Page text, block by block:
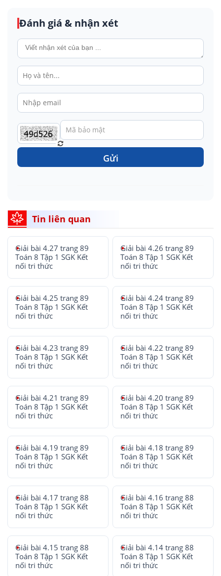
Đánh giá & nhận xét
Gửi
Tin liên quan
Giải bài 4.27 trang 89
Toán 8 Tập 1 SGK Kết
nối tri thức
Giải bài 4.26 trang 89
Toán 8 Tập 1 SGK Kết
nối tri thức
Giải bài 4.25 trang 89
Toán 8 Tập 1 SGK Kết
nối tri thức
Giải bài 4.24 trang 89
Toán 8 Tập 1 SGK Kết
nối tri thức
Giải bài 4.23 trang 89
Toán 8 Tập 1 SGK Kết
nối tri thức
Giải bài 4.22 trang 89
Toán 8 Tập 1 SGK Kết
nối tri thức
Giải bài 4.21 trang 89
Toán 8 Tập 1 SGK Kết
nối tri thức
Giải bài 4.20 trang 89
Toán 8 Tập 1 SGK Kết
nối tri thức
Giải bài 4.19 trang 89
Toán 8 Tập 1 SGK Kết
nối tri thức
Giải bài 4.18 trang 89
Toán 8 Tập 1 SGK Kết
nối tri thức
Giải bài 4.17 trang 88
Toán 8 Tập 1 SGK Kết
nối tri thức
Giải bài 4.16 trang 88
Toán 8 Tập 1 SGK Kết
nối tri thức
Giải bài 4.15 trang 88
Toán 8 Tập 1 SGK Kết
nối tri thức
Giải bài 4.14 trang 88
Toán 8 Tập 1 SGK Kết
nối tri thức